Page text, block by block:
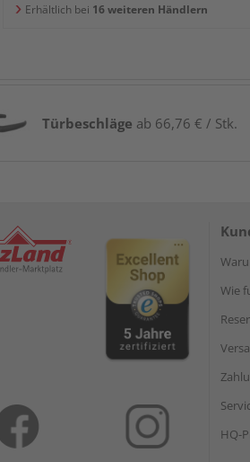
Erhältlich bei 16 weiteren Händlern
Türbeschläge ab 66,76 € / Stk.
Wie
HQ-